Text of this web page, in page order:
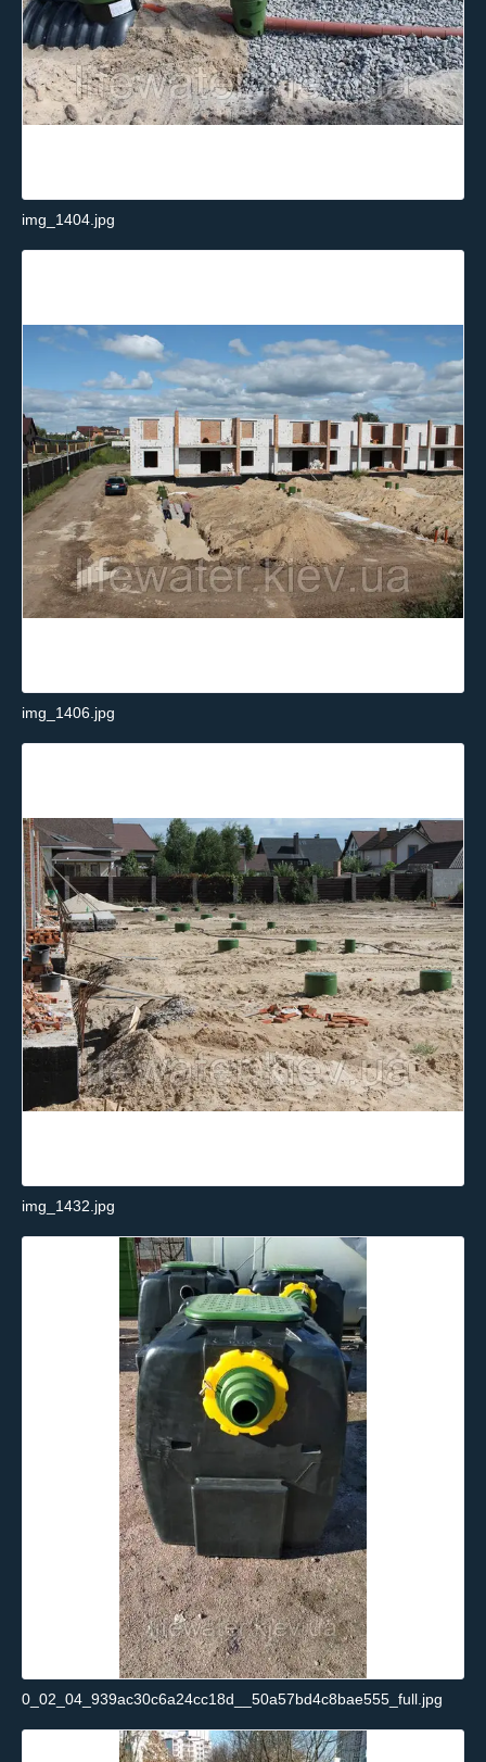
img_1404.jpg
img_1406.jpg
img_1432.jpg
0_02_04_939ac30c6a24cc18d__50a57bd4c8bae555_full.jpg